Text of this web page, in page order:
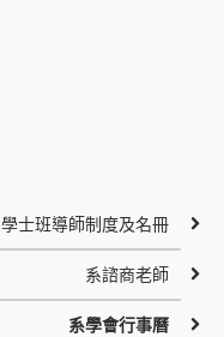
學士班導師制度及名冊
系諮商老師
系學會行事曆